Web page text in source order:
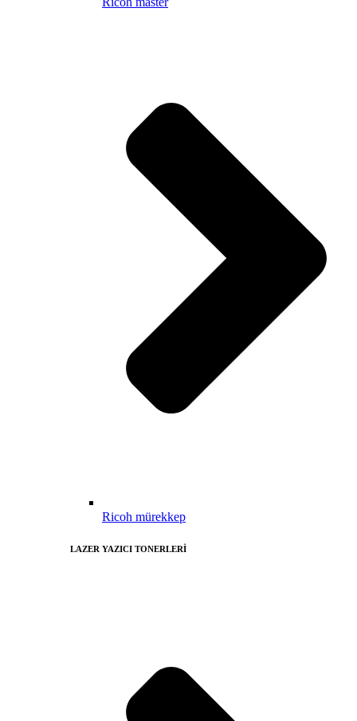
Ricoh mürekkep
LAZER YAZICI TONERLERİ